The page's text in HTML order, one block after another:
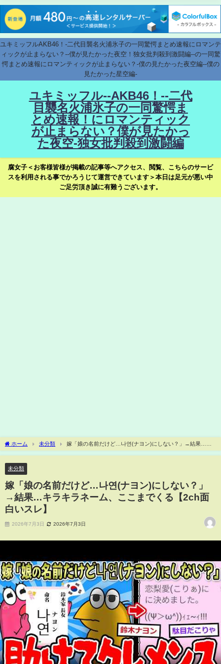
ユキミッフルAKB46！-二代目襲名火浦氷子の一同驚愕まとめ速報にロマンテ
ィックが止まらない？--僕が見たかった夜空！独女批判殺到激闘編--の一同驚
愕まとめ速報にロマンティックが止まらない？-僕の見たかった夜空編--僕の
見たかった星空編-
ユキミッフル--AKB46！--二代
目襲名火浦氷子の一同驚愕ま
とめ速報！にロマンティック
が止まらない？僕が見たかっ
た夜空-独女批判殺到激闘編
腐女子＜お客様皆様が掲載の記事等へアクセス、閲覧、こちらのサービ
スを利用される事でかろうじて運営できています＞本日は足元が悪い中
ご足労頂き誠に有難うございます。
ホーム 未分類
嫁「娘の名前だけど…나연(ナヨン)にしない？」→結果…キ
ラキラネーム、ここまでくる【2ch面白いスレ】
未分類
嫁「娘の名前だけど…나연(ナヨン)にしない？」
→結果…キラキラネーム、ここまでくる【2ch面
白いスレ】
2026年7月3日 2026年7月3日